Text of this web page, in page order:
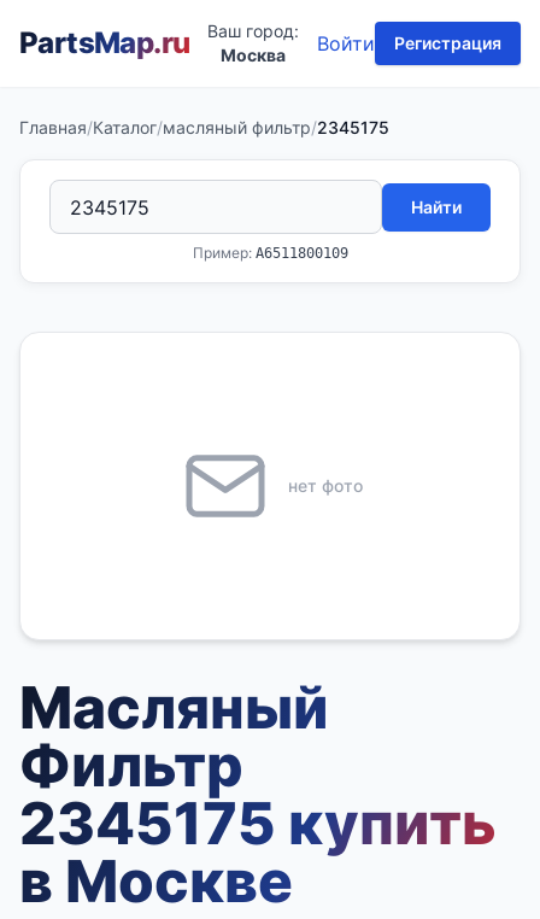
PartsMap.ru
Ваш город:
Москва
Войти Регистрация
Главная/Каталог/масляный фильтр/2345175
Найти
Пример: A6511800109
нет фото
Масляный
Фильтр
2345175 купить
в Москве